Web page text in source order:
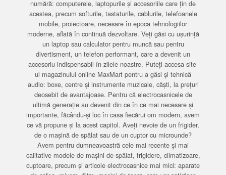
numără: computerele, laptopurile și accesoriile care țin de
acestea, precum softurile, tastaturile, cablurile, telefoanele
mobile, proiectoare, necesare în epoca tehnologiilor
moderne, aflată în continuă dezvoltare. Veți găsi cu ușurință
un laptop sau calculator pentru muncă sau pentru
divertisment, un telefon performant, care a devenit un
accesoriu indispensabil în zilele noastre. Puteți accesa site-
ul magazinului online MaxMart pentru a găsi și tehnică
audio: boxe, centre și instrumente muzicale, căști, la prețuri
deosebit de avantajoase. Pentru că electrocasnicele de
ultimă generație au devenit din ce în ce mai necesare și
importante, făcându-și loc în casa fiecărui om modern, avem
ce vă propune și la acest capitol. Aveți nevoie de un frigider,
de o mașină de spălat sau de un cuptor cu microunde?
Avem pentru dumneavoastră cele mai recente și mai
calitative modele de mașini de spălat, frigidere, climatizoare,
cuptoare, precum și articole electrocasnice mai mici: aparate